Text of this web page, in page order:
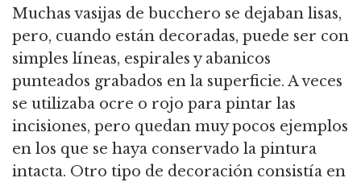
Muchas vasijas de bucchero se dejaban lisas,
pero, cuando están decoradas, puede ser con
simples líneas, espirales y abanicos
punteados grabados en la superficie. A veces
se utilizaba ocre o rojo para pintar las
incisiones, pero quedan muy pocos ejemplos
en los que se haya conservado la pintura
intacta. Otro tipo de decoración consistía en